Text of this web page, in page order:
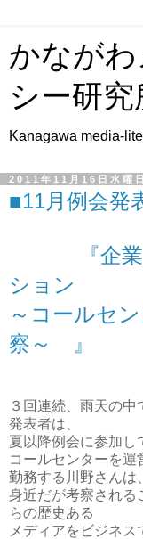
かなが
シー研
Kanagawa media-
2011年11月16日水曜日
■11月例会発
『企業と
シ
～コールセ
察～ 』
３回連続、雨天の
発表者は、
夏以降例会に参加し
コールセンターを運
勤務する川野さんは、
身近だが考察される
らの歴史ある
メディアをビジネ